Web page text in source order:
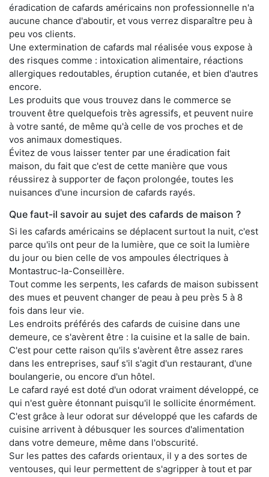
éradication de cafards américains non professionnelle n'a
aucune chance d'aboutir, et vous verrez disparaître peu à
peu vos clients.
Une extermination de cafards mal réalisée vous expose à
des risques comme : intoxication alimentaire, réactions
allergiques redoutables, éruption cutanée, et bien d'autres
encore.
Les produits que vous trouvez dans le commerce se
trouvent être quelquefois très agressifs, et peuvent nuire
à votre santé, de même qu'à celle de vos proches et de
vos animaux domestiques.
Évitez de vous laisser tenter par une éradication fait
maison, du fait que c'est de cette manière que vous
réussirez à supporter de façon prolongée, toutes les
nuisances d'une incursion de cafards rayés.
Que faut-il savoir au sujet des cafards de maison ?
Si les cafards américains se déplacent surtout la nuit, c'est
parce qu'ils ont peur de la lumière, que ce soit la lumière
du jour ou bien celle de vos ampoules électriques à
Montastruc-la-Conseillère.
Tout comme les serpents, les cafards de maison subissent
des mues et peuvent changer de peau à peu près 5 à 8
fois dans leur vie.
Les endroits préférés des cafards de cuisine dans une
demeure, ce s'avèrent être : la cuisine et la salle de bain.
C'est pour cette raison qu'ils s'avèrent être assez rares
dans les entreprises, sauf s'il s'agit d'un restaurant, d'une
boulangerie, ou encore d'un hôtel.
Le cafard rayé est doté d'un odorat vraiment développé, ce
qui n'est guère étonnant puisqu'il le sollicite énormément.
C'est grâce à leur odorat sur développé que les cafards de
cuisine arrivent à débusquer les sources d'alimentation
dans votre demeure, même dans l'obscurité.
Sur les pattes des cafards orientaux, il y a des sortes de
ventouses, qui leur permettent de s'agripper à tout et par